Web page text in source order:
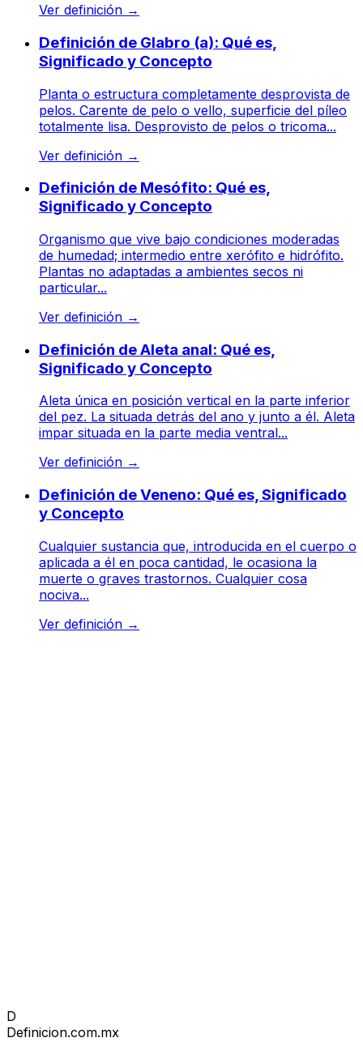
Ver definición →
Definición de Glabro (a): Qué es,
Significado y Concepto
Planta o estructura completamente desprovista de
pelos. Carente de pelo o vello, superficie del píleo
totalmente lisa. Desprovisto de pelos o tricoma...
Ver definición →
Definición de Mesófito: Qué es,
Significado y Concepto
Organismo que vive bajo condiciones moderadas
de humedad; intermedio entre xerófito e hidrófito.
Plantas no adaptadas a ambientes secos ni
particular...
Ver definición →
Definición de Aleta anal: Qué es,
Significado y Concepto
Aleta única en posición vertical en la parte inferior
del pez. La situada detrás del ano y junto a él. Aleta
impar situada en la parte media ventral...
Ver definición →
Definición de Veneno: Qué es, Significado
y Concepto
Cualquier sustancia que, introducida en el cuerpo o
aplicada a él en poca cantidad, le ocasiona la
muerte o graves trastornos. Cualquier cosa
nociva...
Ver definición →
D
Definicion.com.mx